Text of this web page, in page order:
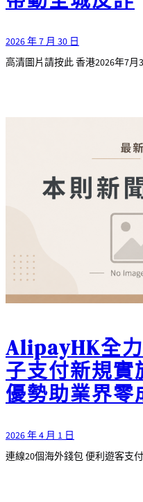
2026 年 7 月 30 日
高清圖片請按此 香港2026年7
AlipayHK全
子支付新規實
優勢助業界零
2026 年 4 月 1 日
連線20個海外錢包 便利遊客支